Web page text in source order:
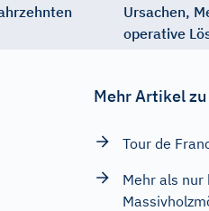
Ursachen,
operative
Mehr Artikel
Tour de
Mehr als nur